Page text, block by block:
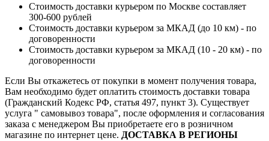
Стоимость доставки курьером по Москве составляет
300-600 рублей
Стоимость доставки курьером за МКАД (до 10 км) - по
договоренности
Стоимость доставки курьером за МКАД (10 - 20 км) - по
договоренности
Если Вы откажетесь от покупки в момент получения товара,
Вам необходимо будет оплатить стоимость доставки товара
(Гражданский Кодекс РФ, статья 497, пункт 3). Существует
услуга " самовывоз товара", после оформления и согласования
заказа с менеджером Вы приобретаете его в розничном
магазине по интернет цене. ДОСТАВКА В РЕГИОНЫ